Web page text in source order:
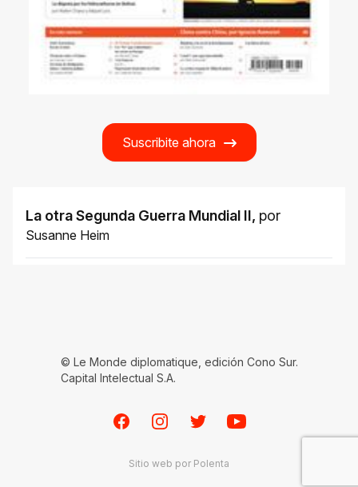
Suscribite ahora
La otra Segunda Guerra Mundial II, por
Susanne Heim
© Le Monde diplomatique, edición Cono Sur.
Capital Intelectual S.A.
FacebookInstagramTwitterYoutube
Sitio web por Polenta